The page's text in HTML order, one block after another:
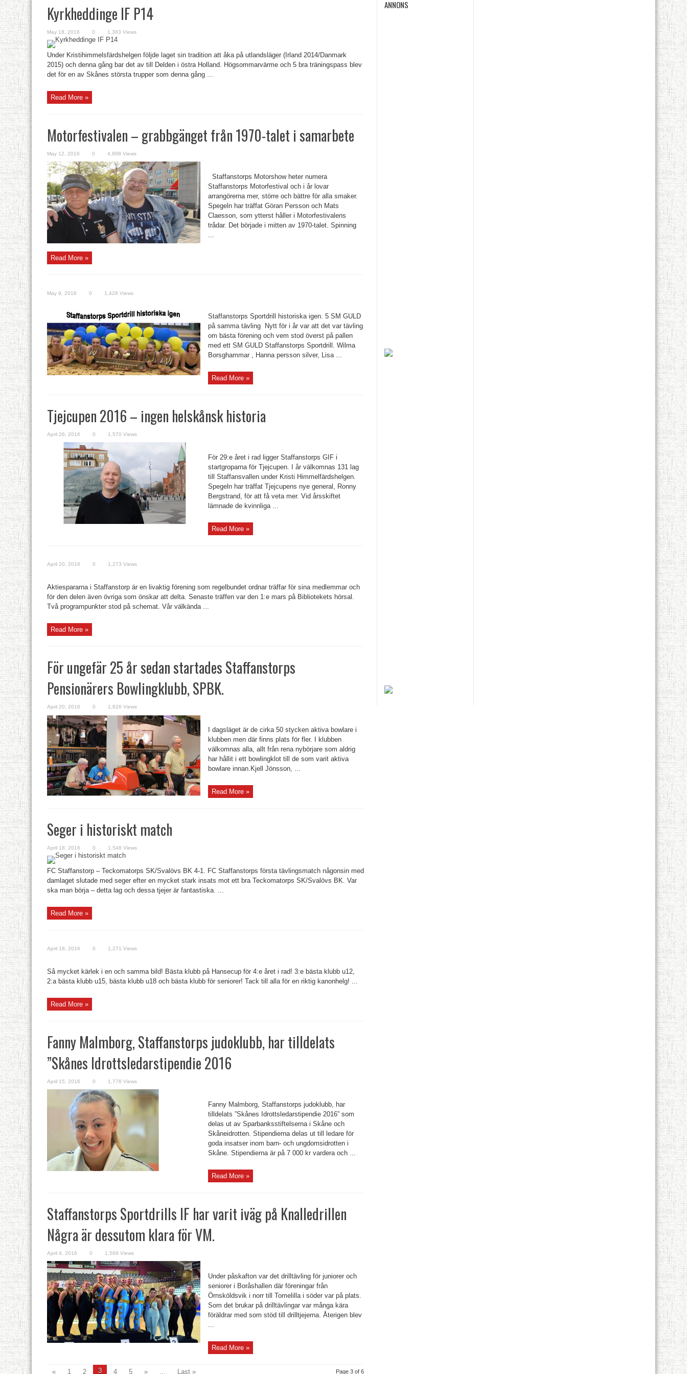
Kyrkheddinge IF P14
May 18, 2016 0 1,383 Views
Under Kristihimmelsfärdshelgen följde laget sin tradition att åka på utlandsläger (Irland 2014/Danmark
2015) och denna gång bar det av till Delden i östra Holland. Högsommarvärme och 5 bra träningspass blev
det för en av Skånes största trupper som denna gång ...
Read More »
Motorfestivalen – grabbgänget från 1970-talet i samarbete
May 12, 2016 0 4,898 Views
Staffanstorps Motorshow heter numera
Staffanstorps Motorfestival och i år lovar
arrangörerna mer, större och bättre för alla smaker.
Spegeln har träffat Göran Persson och Mats
Claesson, som ytterst håller i Motorfestivalens
trådar. Det började i mitten av 1970-talet. Spinning
Read More »
May 9, 2016 0 1,428 Views
Staffanstorps Sportdrill historiska igen. 5 SM GULD
på samma tävling Nytt för i år var att det var tävling
om bästa förening och vem stod överst på pallen
med ett SM GULD Staffanstorps Sportdrill. Wilma
Borsghammar , Hanna persson silver, Lisa ...
Read More »
Tjejcupen 2016 – ingen helskånsk historia
April 26, 2016 0 1,570 Views
För 29:e året i rad ligger Staffanstorps GIF i
startgroparna för Tjejcupen. I år välkomnas 131 lag
till Staffansvallen under Kristi Himmelfärdshelgen.
Spegeln har träffat Tjejcupens nye general, Ronny
Bergstrand, för att få veta mer. Vid årsskiftet
lämnade de kvinnliga ...
Read More »
April 20, 2016 0 1,273 Views
Aktiespararna i Staffanstorp är en livaktig förening som regelbundet ordnar träffar för sina medlemmar och
för den delen även övriga som önskar att delta. Senaste träffen var den 1:e mars på Bibliotekets hörsal.
Två programpunkter stod på schemat. Vår välkända ...
Read More »
För ungefär 25 år sedan startades Staffanstorps
Pensionärers Bowlingklubb, SPBK.
April 20, 2016 0 1,826 Views
I dagsläget är de cirka 50 stycken aktiva bowlare i
klubben men där finns plats för fler. I klubben
välkomnas alla, allt från rena nybörjare som aldrig
har hållit i ett bowlingklot till de som varit aktiva
bowlare innan.Kjell Jönsson, ...
Read More »
Seger i historiskt match
April 18, 2016 0 1,548 Views
FC Staffanstorp – Teckomatorps SK/Svalövs BK 4-1. FC Staffanstorps första tävlingsmatch någonsin med
damlaget slutade med seger efter en mycket stark insats mot ett bra Teckomatorps SK/Svalövs BK. Var
ska man börja – detta lag och dessa tjejer är fantastiska. ...
Read More »
April 18, 2016 0 1,271 Views
Så mycket kärlek i en och samma bild! Bästa klubb på Hansecup för 4:e året i rad! 3:e bästa klubb u12,
2:a bästa klubb u15, bästa klubb u18 och bästa klubb för seniorer! Tack till alla för en riktig kanonhelg! ...
Read More »
Fanny Malmborg, Staffanstorps judoklubb, har tilldelats
”Skånes Idrottsledarstipendie 2016
April 15, 2016 0 1,778 Views
Fanny Malmborg, Staffanstorps judoklubb, har
tilldelats ”Skånes Idrottsledarstipendie 2016” som
delas ut av Sparbanksstiftelserna i Skåne och
Skåneidrotten. Stipendierna delas ut till ledare för
goda insatser inom barn- och ungdomsidrotten i
Skåne. Stipendierna är på 7 000 kr vardera och ...
Read More »
Staffanstorps Sportdrills IF har varit iväg på Knalledrillen
Några är dessutom klara för VM.
April 4, 2016 0 1,569 Views
Under påskafton var det drilltävling för juniorer och
seniorer i Boråshallen där föreningar från
Örnsköldsvik i norr till Tomelilla i söder var på plats.
Som det brukar på drilltävlingar var många kära
föräldrar med som stöd till drilltjejerna. Återigen blev
Read More »
Page 3 of 6
« 1 2 3 4 5 » ... Last »
ANNONS